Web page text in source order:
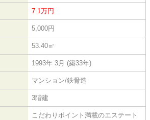
7.1万円
5,000円
53.40㎡
1993年 3月 (築33年)
マンション/鉄骨造
3階建
こだわりポイント満載のエステート